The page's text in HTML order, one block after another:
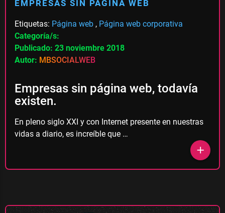
EMPRESAS SIN PÁGINA WEB
Etiquetas: Página web, Página web corporativa
Categoría/s:
Publicado: 23 noviembre 2018
Autor: MBSOCIALWEB
Empresas sin página web, todavía
existen.
En pleno siglo XXI y con Internet presente en nuestras
vidas a diario, es increíble que …
add